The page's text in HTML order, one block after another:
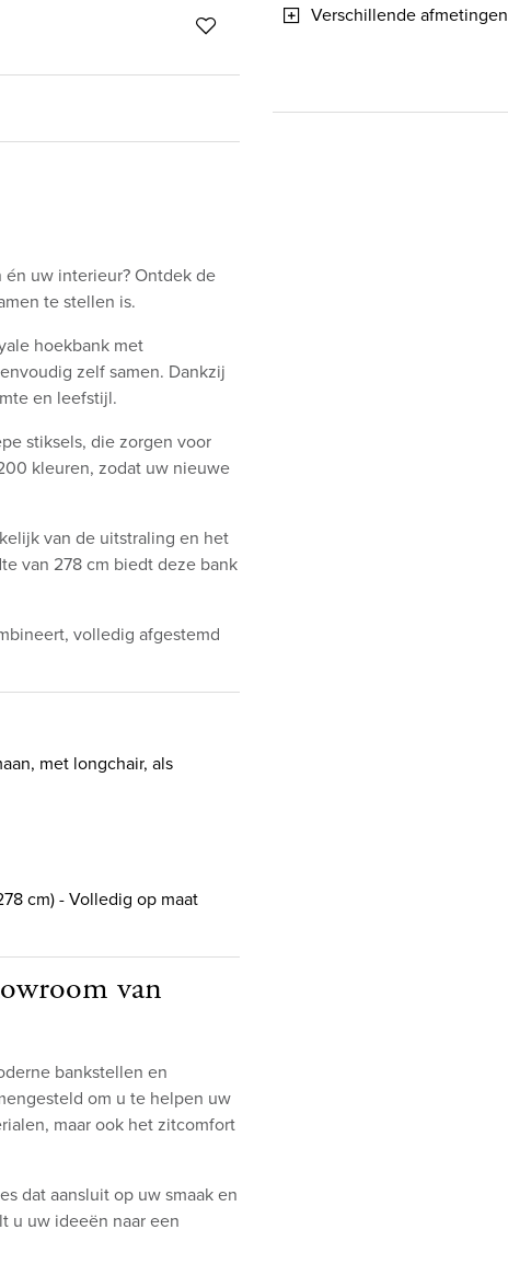
uw interieur? Ontdek de
te stellen is.
hoekbank met
zelf samen. Dankzij
en leefstijl.
stiksels, die zorgen voor
kleuren, zodat uw nieuwe
van de uitstraling en het
van 278 cm biedt deze bank
volledig afgestemd
met longchair, als
cm) - Volledig op maat
van
bankstellen en
om u te helpen uw
maar ook het zitcomfort
dat aansluit op uw smaak en
u uw ideeën naar een
Verschillende afmetingen